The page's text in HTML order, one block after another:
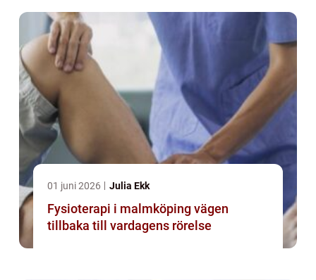
01 juni 2026 Julia Ekk
Fysioterapi i malmköping vägen
tillbaka till vardagens rörelse